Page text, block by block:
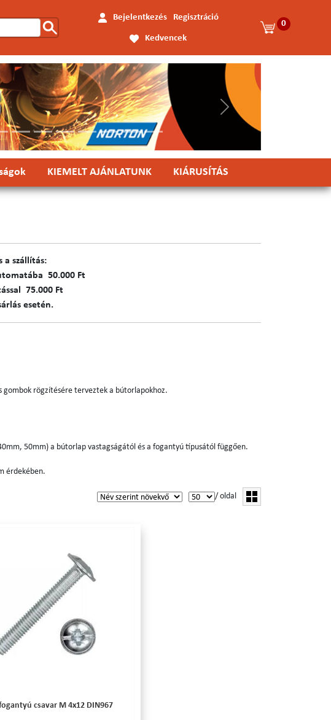
Bejelentkezés Regisztráció
Kedvencek
0
Következő
KIEMELT AJÁNLATUNK KIÁRUSÍTÁS
a szállítás:
50.000 Ft
75.000 Ft
esetén.
gombok rögzítésére terveztek a bútorlapokhoz.
50mm) a bútorlap vastagságától és a fogantyú típusától függően.
érdekében.
/ oldal
csavar M 4x12 DIN967